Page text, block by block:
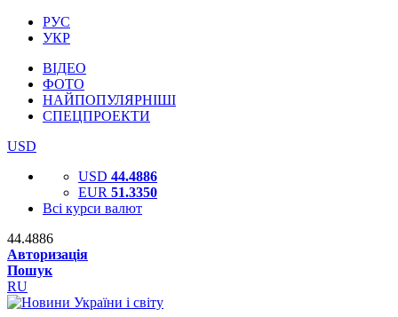
РУС
УКР
ВІДЕО
ФОТО
НАЙПОПУЛЯРНІШІ
СПЕЦПРОЕКТИ
USD
USD 44.4886
EUR 51.3350
Всі курси валют
44.4886
Авторизація
Пошук
RU